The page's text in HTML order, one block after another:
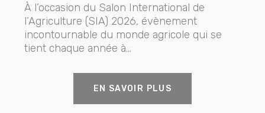
À l’occasion du Salon International de
l’Agriculture (SIA) 2026, évènement
incontournable du monde agricole qui se
tient chaque année à...
EN SAVOIR PLUS